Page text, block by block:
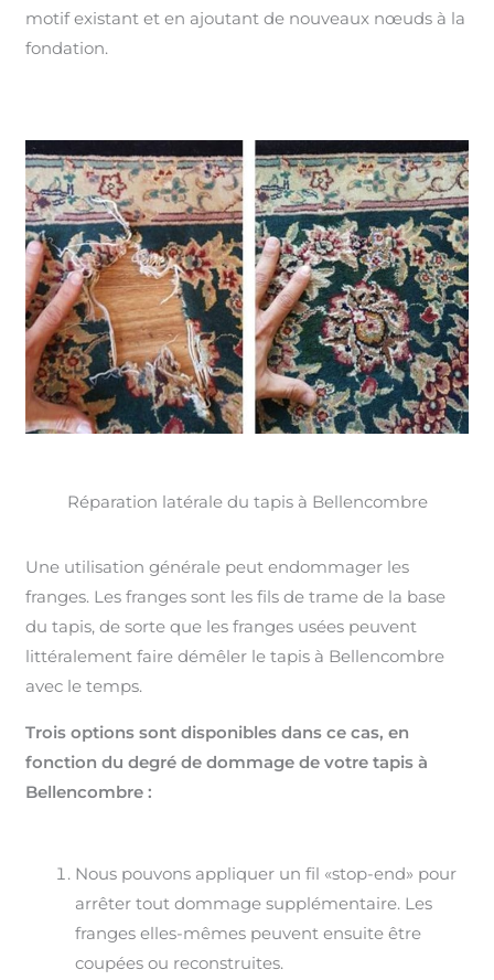
motif existant et en ajoutant de nouveaux nœuds à la
fondation.
Réparation latérale du tapis à Bellencombre
Une utilisation générale peut endommager les
franges. Les franges sont les fils de trame de la base
du tapis, de sorte que les franges usées peuvent
littéralement faire démêler le tapis à Bellencombre
avec le temps.
Trois options sont disponibles dans ce cas, en
fonction du degré de dommage de votre tapis à
Bellencombre :
Nous pouvons appliquer un fil «stop-end» pour
arrêter tout dommage supplémentaire. Les
franges elles-mêmes peuvent ensuite être
coupées ou reconstruites.